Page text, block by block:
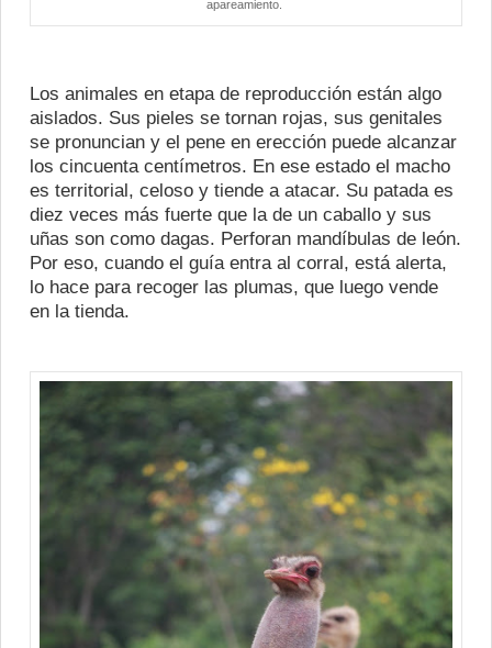
apareamiento.
Los animales en etapa de reproducción están algo
aislados. Sus pieles se tornan rojas, sus genitales
se pronuncian y el pene en erección puede alcanzar
los cincuenta centímetros. En ese estado el macho
es territorial, celoso y tiende a atacar. Su patada es
diez veces más fuerte que la de un caballo y sus
uñas son como dagas. Perforan mandíbulas de león.
Por eso, cuando el guía entra al corral, está alerta,
lo hace para recoger las plumas, que luego vende
en la tienda.